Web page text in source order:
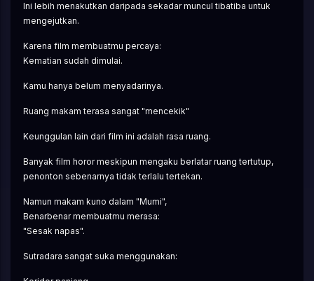
Ini lebih menakutkan daripada sekadar muncul tibatiba untuk
mengejutkan.
Karena film membuatmu percaya:
Kematian sudah dimulai.
Kamu hanya belum menyadarinya.
Ruang makam terasa sangat "mencekik"
Keunggulan lain dari film ini adalah rasa ruang.
Banyak film horor meskipun mengaku berlatar ruang tertutup,
penonton sebenarnya tidak terlalu tertekan.
Namun makam kuno dalam "Mumi",
Benarbenar membuatmu merasa:
"Sesak napas".
Sutradara sangat suka menggunakan: